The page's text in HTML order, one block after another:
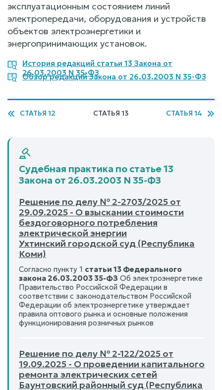
эксплуатационным состоянием линий
электропередачи, оборудования и устройств
объектов электроэнергетики и
энергопринимающих установок.
История редакций статьи 13 Закона от
26.03.2003 N 35-ФЗ
Обзор редакций Закона от 26.03.2003 N 35-ФЗ
СТАТЬЯ 12 СТАТЬЯ 13 СТАТЬЯ 14
Судебная практика по статье 13
Закона от 26.03.2003 N 35-ФЗ
Решение по делу № 2-2703/2025 от
29.09.2025 - О взыскании стоимости
бездоговорного потребления
электрической энергии
Ухтинский городской суд (Республика
Коми)
Согласно пункту 1 статьи 13 Федерального
закона 26.03.2003 35-ФЗ Об электроэнергетике
Правительство Российской Федерации в
соответствии с законодательством Российской
Федерации об электроэнергетике утверждает
правила оптового рынка и основные положения
функционирования розничных рынков
Решение по делу № 2-122/2025 от
19.09.2025 - О проведении капитального
ремонта электрических сетей
Баунтовский районный суд (Республика